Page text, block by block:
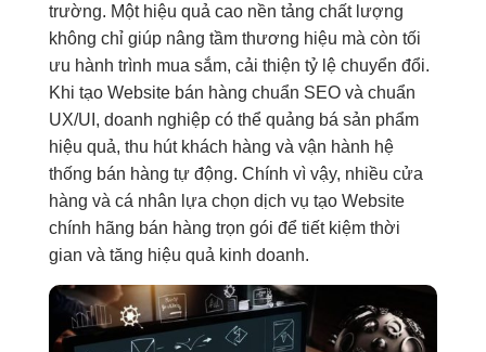
trường. Một hiệu quả cao nền tảng chất lượng
không chỉ giúp nâng tầm thương hiệu mà còn tối
ưu hành trình mua sắm, cải thiện tỷ lệ chuyển đổi.
Khi tạo Website bán hàng chuẩn SEO và chuẩn
UX/UI, doanh nghiệp có thể quảng bá sản phẩm
hiệu quả, thu hút khách hàng và vận hành hệ
thống bán hàng tự động. Chính vì vậy, nhiều cửa
hàng và cá nhân lựa chọn dịch vụ tạo Website
chính hãng bán hàng trọn gói để tiết kiệm thời
gian và tăng hiệu quả kinh doanh.